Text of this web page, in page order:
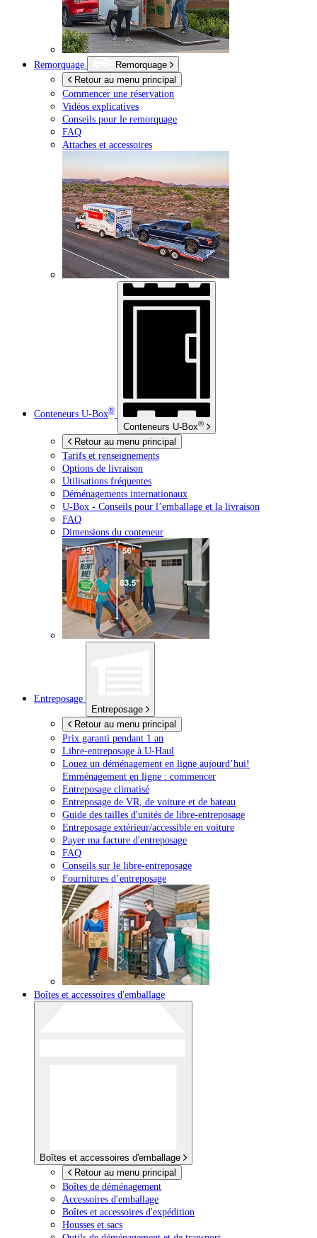
Remorquage
Remorquage
Retour au menu principal
Commencer une réservation
Vidéos explicatives
Conseils pour le remorquage
FAQ
Attaches et accessoires
Conteneurs U-Box®
Conteneurs U-Box®
Retour au menu principal
Tarifs et renseignements
Options de livraison
Utilisations fréquentes
Déménagements internationaux
U-Box - Conseils pour l’emballage et la livraison
FAQ
Dimensions du conteneur
Entreposage
Entreposage
Retour au menu principal
Prix garanti pendant 1 an
Libre-entreposage à U-Haul
Louez un déménagement en ligne aujourd’hui!
Emménagement en ligne : commencer
Entreposage climatisé
Entreposage de VR, de voiture et de bateau
Guide des tailles d'unités de libre-entreposage
Entreposage extérieur/accessible en voiture
Payer ma facture d'entreposage
FAQ
Conseils sur le libre-entreposage
Fournitures d’entreposage
Boîtes et accessoires d'emballage
Boîtes et accessoires d'emballage
Retour au menu principal
Boîtes de déménagement
Accessoires d'emballage
Boîtes et accessoires d'expédition
Housses et sacs